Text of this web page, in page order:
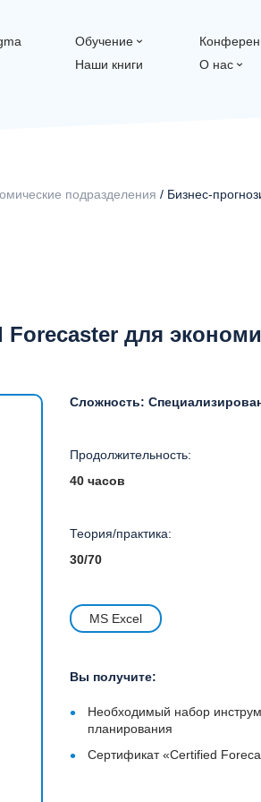
Обучение
Наши книги
О нас
подразделения / Бизнес-
для
Сложность:
Продолжительность:
40 часов
Теория/практика:
30/70
MS Excel
Вы получите:
•
Необходимый набор
планирования
• Сертификат «Certified